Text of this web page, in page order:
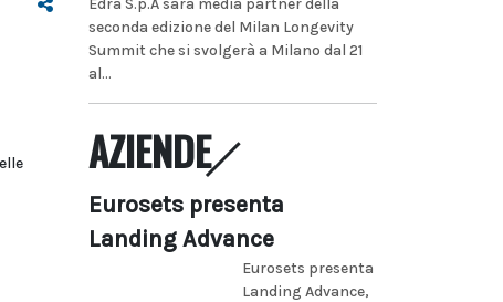
seconda edizione del Milan Longevity
Summit che si svolgerà a Milano dal 21
al...
AZIENDE
Eurosets presenta
Landing Advance
Eurosets presenta
Landing Advance,